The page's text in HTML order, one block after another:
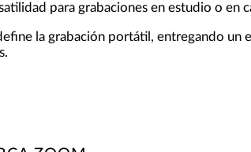
para grabaciones en estudio o en
la grabación portátil, entregando un